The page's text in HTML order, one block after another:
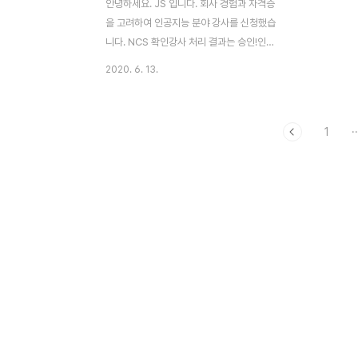
안녕하세요. JS 입니다. 회사 경험과 자격증
을 고려하여 인공지능 분야 강사를 신청했습
니다. NCS 확인강사 처리 결과는 승인!인공
2020. 6. 13.
1